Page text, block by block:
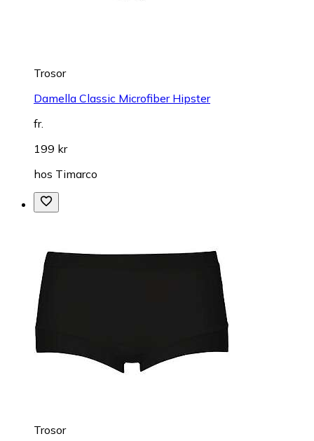
Trosor
Damella Classic Microfiber Hipster
fr.
199 kr
hos Timarco
Trosor